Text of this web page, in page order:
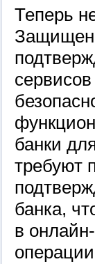
Теперь
банки
требуют
банка,
в